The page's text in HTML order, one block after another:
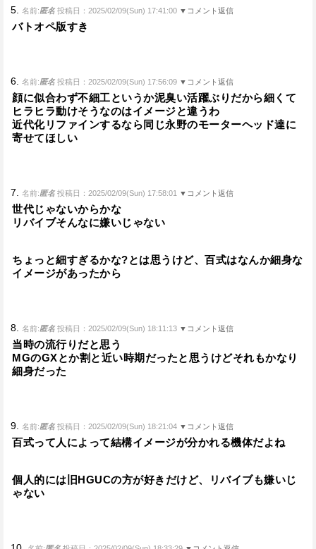
5. 名前:匿名 投稿日：2025/02/09(Sun) 17:41:00 ▼コメント返信
バトオペ版すき
6. 名前:匿名 投稿日：2025/02/09(Sun) 17:56:09 ▼コメント返信
顔に似合わず不細工というか泥臭い活躍ぶりだから細くて
ヒラヒラ動けそうなのはイメージと違うわ
近代化リファインするなら同じ永野のモーターヘッド達に
寄せてほしい
7. 名前:匿名 投稿日：2025/02/09(Sun) 17:58:01 ▼コメント返信
世代じゃないからかな
リバイブそんなに嫌いじゃない
ちょっと細すぎるかな?とは思うけど、百式はなんか細身な
イメージがあったから
8. 名前:匿名 投稿日：2025/02/09(Sun) 18:11:13 ▼コメント返信
当時の流行りだと思う
MGのGXとか割と近い時期だったと思うけどそれもかなり
細身だった
9. 名前:匿名 投稿日：2025/02/09(Sun) 18:21:04 ▼コメント返信
百式って人によって結構イメージが分かれる機体だよね
個人的には旧HGUCの方が好きだけど、リバイブも嫌いじ
ゃない